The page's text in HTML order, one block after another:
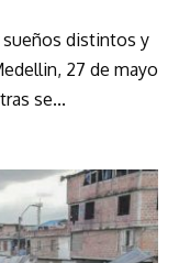
sueños distintos y
27 de mayo
se...